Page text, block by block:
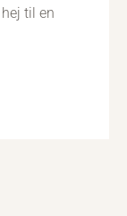
til en